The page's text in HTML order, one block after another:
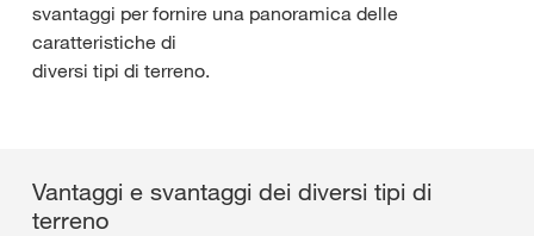
svantaggi per fornire una panoramica delle
caratteristiche di
diversi tipi di terreno.
Vantaggi e svantaggi dei diversi tipi di
terreno